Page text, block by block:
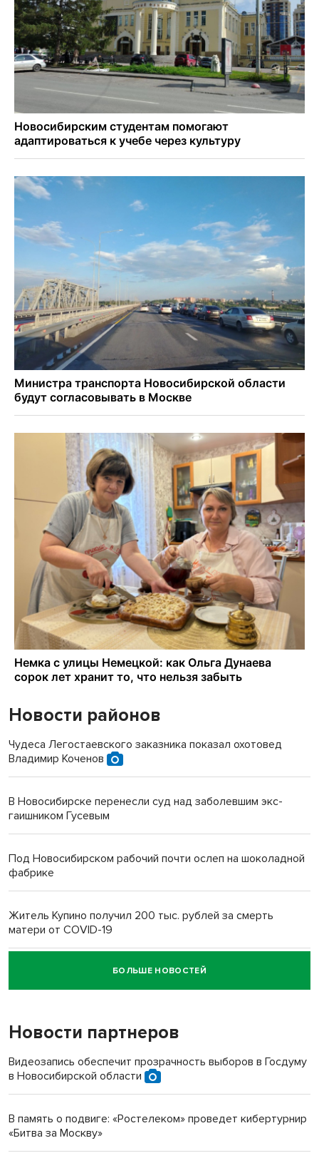
Новости районов
Чудеса Легостаевского заказника показал охотовед
Владимир Коченов
В Новосибирске перенесли суд над заболевшим экс-
гаишником Гусевым
Под Новосибирском рабочий почти ослеп на шоколадной
фабрике
Житель Купино получил 200 тыс. рублей за смерть
матери от COVID-19
Новосибирский суд наказал водителя за смерть
пенсионерки на вокзале
БОЛЬШЕ НОВОСТЕЙ
Новости партнеров
Видеозапись обеспечит прозрачность выборов в Госдуму
в Новосибирской области
В память о подвиге: «Ростелеком» проведет кибертурнир
«Битва за Москву»